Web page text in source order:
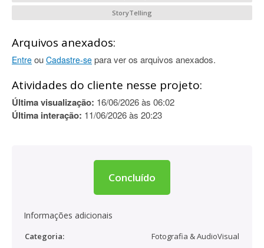
StoryTelling
Arquivos anexados:
Entre ou Cadastre-se para ver os arquivos anexados.
Atividades do cliente nesse projeto:
Última visualização: 16/06/2026 às 06:02
Última interação: 11/06/2026 às 20:23
Concluído
Informações adicionais
Categoria:
Fotografia & AudioVisual